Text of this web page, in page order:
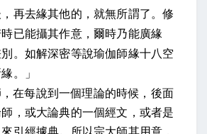
再去緣其他的，就無所謂了。修
已能攝其作意，爾時乃能廣緣
。如解深密等說瑜伽師緣十八空
。」
在每說到一個理論的時候，後面
，或大論典的一個經文，或者是